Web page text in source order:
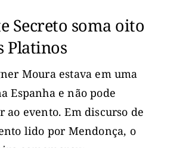
Secreto soma oito
Platinos
Moura estava em uma
Espanha e não pode
ao evento. Em discurso de
lido por Mendonça, o